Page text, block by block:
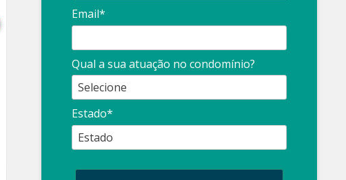
PCMSO: O que é?
profissional:
cuidado com as
propagandas
Email*
Qual a sua atuação no condomínio?
Estado*